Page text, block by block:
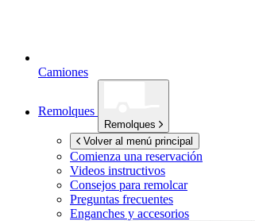
Camiones
Remolques
Remolques
Volver al menú principal
Comienza una reservación
Videos instructivos
Consejos para remolcar
Preguntas frecuentes
Enganches y accesorios